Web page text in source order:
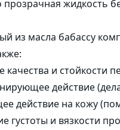
комплексы
и Гидролизаты
прозрачная жидкость
из масла бабассу
качества и стойкости
действие
действие на кожу
густоты и вязкости